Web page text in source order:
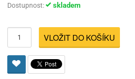
Dostupnost:
skladem
VLOŽIT DO KOŠÍKU